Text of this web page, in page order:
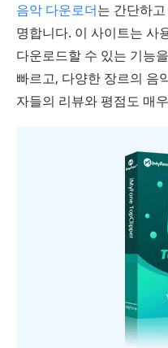
음악 다운로더는 간단하
명합니다. 이 사이트는 사
다운로드할 수 있는 기능
빠르고, 다양한 장르의 음
자들의 리뷰와 평점도 매